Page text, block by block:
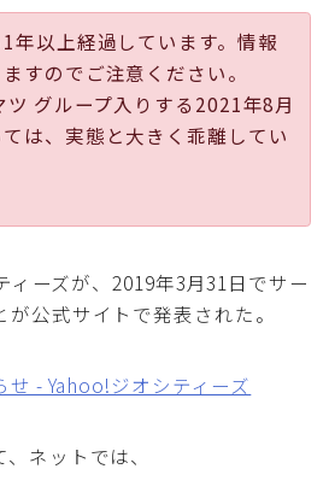
年以上経過しています。情報
すのでご注意ください。
グループ入りする2021年8月
は、実態と大きく乖離してい
ィーズが、2019年3月31日でサー
公式サイトで発表された。
- Yahoo!ジオシティーズ
ネットでは、